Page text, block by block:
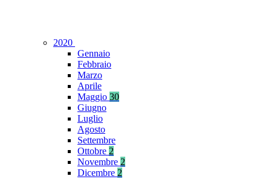
2020
Gennaio
Febbraio
Marzo
Aprile
Maggio 30
Giugno
Luglio
Agosto
Settembre
Ottobre 2
Novembre 2
Dicembre 2